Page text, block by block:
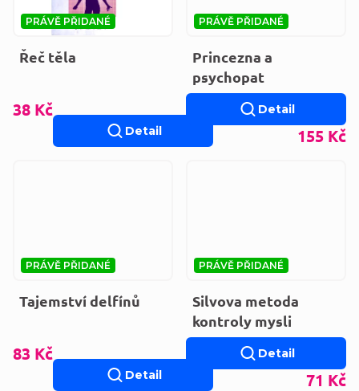
PRÁVĚ PŘIDANÉ
Řeč těla
38 Kč
Detail
PRÁVĚ PŘIDANÉ
Princezna a
psychopat
155 Kč
Detail
PRÁVĚ PŘIDANÉ
Tajemství delfínů
83 Kč
Detail
PRÁVĚ PŘIDANÉ
Silvova metoda
kontroly mysli
71 Kč
Detail